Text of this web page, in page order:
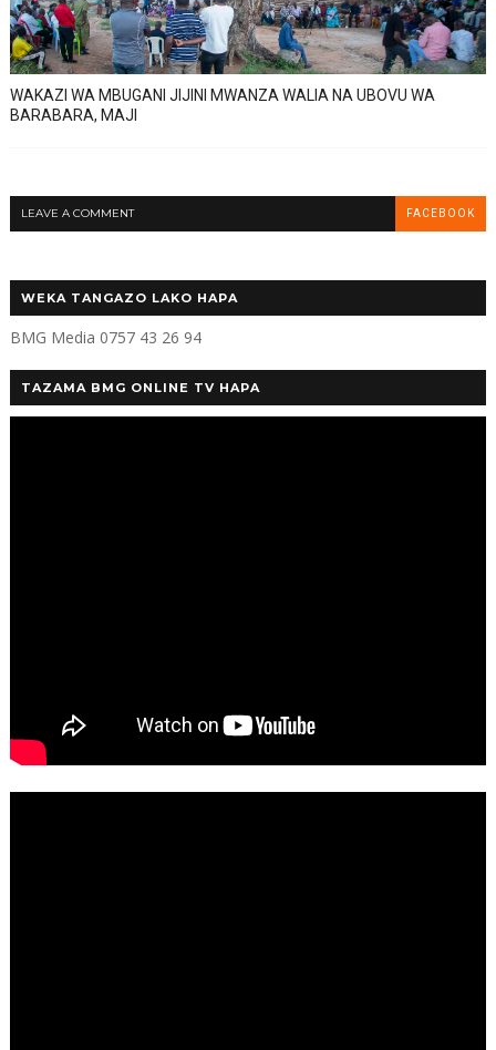
WAKAZI WA MBUGANI JIJINI MWANZA WALIA NA UBOVU WA
BARABARA, MAJI
LEAVE A COMMENT FACEBOOK
WEKA TANGAZO LAKO HAPA
BMG Media 0757 43 26 94
TAZAMA BMG ONLINE TV HAPA